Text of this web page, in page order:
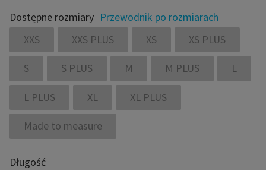
Dostępne rozmiary Przewodnik po rozmiarach
XXS
XXS PLUS XS XS PLUS
S S PLUS M M PLUS L
L PLUS XL XL PLUS
Made to measure
Długość